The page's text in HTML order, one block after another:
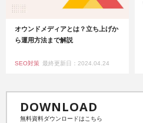
オウンドメディアとは？立ち上げか
ら運用方法まで解説
SEO対策 最終更新日：2024.04.24
DOWNLOAD
無料資料ダウンロードはこちら